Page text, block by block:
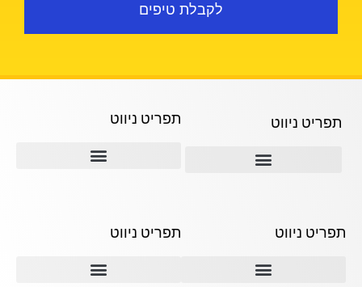
לקבלת טיפים
תפריט ניווט תפריט ניווט
תפריט ניווט תפריט ניווט